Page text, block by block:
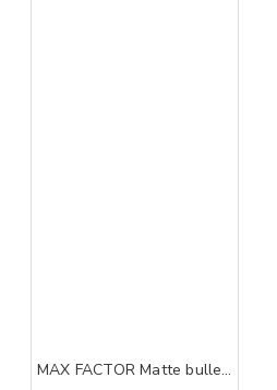
MAX FACTOR Matte bullet sun kissed 10